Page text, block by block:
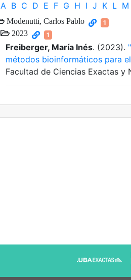
A B C D E F G H I J K L M
Modenutti, Carlos Pablo 1
2023 1
Freiberger, María Inés. (2023).
métodos bioinformáticos para
Facultad de Ciencias Exactas y